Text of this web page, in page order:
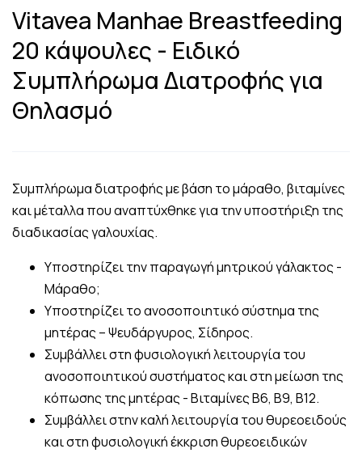
Vitavea Manhae Breastfeeding
20 κάψουλες - Ειδικό
Συμπλήρωμα Διατροφής για
Θηλασμό
Συμπλήρωμα διατροφής με βάση το μάραθο, βιταμίνες
και μέταλλα που αναπτύχθηκε για την υποστήριξη της
διαδικασίας γαλουχίας.
Υποστηρίζει την παραγωγή μητρικού γάλακτος -
Μάραθο;
Υποστηρίζει το ανοσοποιητικό σύστημα της
μητέρας – Ψευδάργυρος, Σίδηρος.
Συμβάλλει στη φυσιολογική λειτουργία του
ανοσοποιητικού συστήματος και στη μείωση της
κόπωσης της μητέρας - Βιταμίνες Β6, Β9, Β12.
Συμβάλλει στην καλή λειτουργία του θυρεοειδούς
και στη φυσιολογική έκκριση θυρεοειδικών